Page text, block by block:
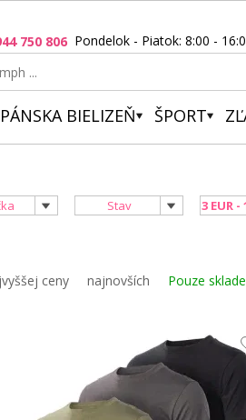
750 806 Pondelok - Piatok: 8:00 -
PÁNSKA BIELIZEŇ ŠPORT
Stav 3 EUR -
ceny najnovších Pouze